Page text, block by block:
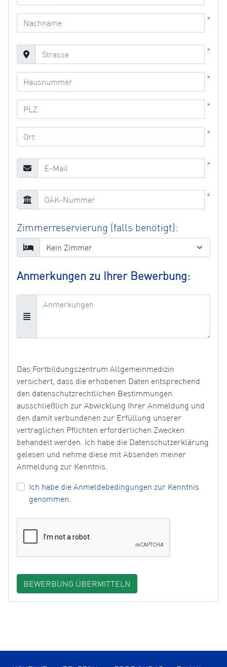
*
*
*
*
*
*
*
Zimmerreservierung (falls benötigt):
Anmerkungen zu Ihrer Bewerbung:
Das Fortbildungszentrum Allgemeinmedizin
versichert, dass die erhobenen Daten entsprechend
den datenschutzrechtlichen Bestimmungen
ausschließlich zur Abwicklung Ihrer Anmeldung und
den damit verbundenen zur Erfüllung unserer
vertraglichen Pflichten erforderlichen Zwecken
behandelt werden. Ich habe die Datenschutzerklärung
gelesen und nehme diese mit Absenden meiner
Anmeldung zur Kenntnis.
Ich habe die Anmeldebedingungen zur Kenntnis
genommen.
BEWERBUNG ÜBERMITTELN